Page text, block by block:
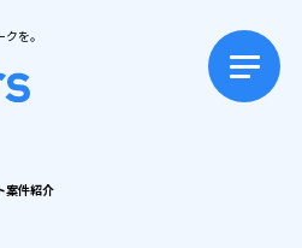
を。
案件紹介